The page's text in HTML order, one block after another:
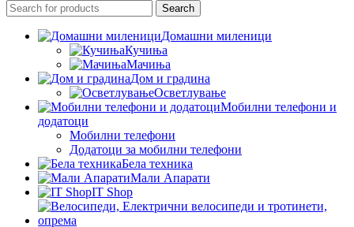
Search
Домашни миленици
Кучиња
Мачиња
Дом и градина
Осветлување
Мобилни телефони и
додатоци
Мобилни телефони
Додатоци за мобилни телефони
Бела техника
Мали Апарати
IT Shop